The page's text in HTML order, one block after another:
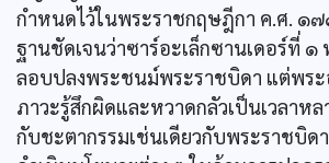
กำหนดไว้ในพระราชกฤษฎีกา ค.ศ. ๑
ฐานชัดเจนว่าซาร์อะเล็กซานเดอร์ที่ ๑
ลอบปลงพระชนม์พระราชบิดา แต่พระ
ภาวะรู้สึกผิดและหวาดกลัวเป็นเวลาห
กับชะตากรรมเช่นเดียวกับพระราชบิด